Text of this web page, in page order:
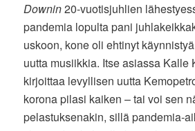
Downin20-vuotisjuhlien
pandemia lopulta pani
uskoon, kone oli ehtinyt
uutta musiikkia. Itse asiassa Kalle
kirjoittaa levyllisen uutta
korona pilasi kaiken – tai voi sen
pelastuksenakin, sillä pandemia-